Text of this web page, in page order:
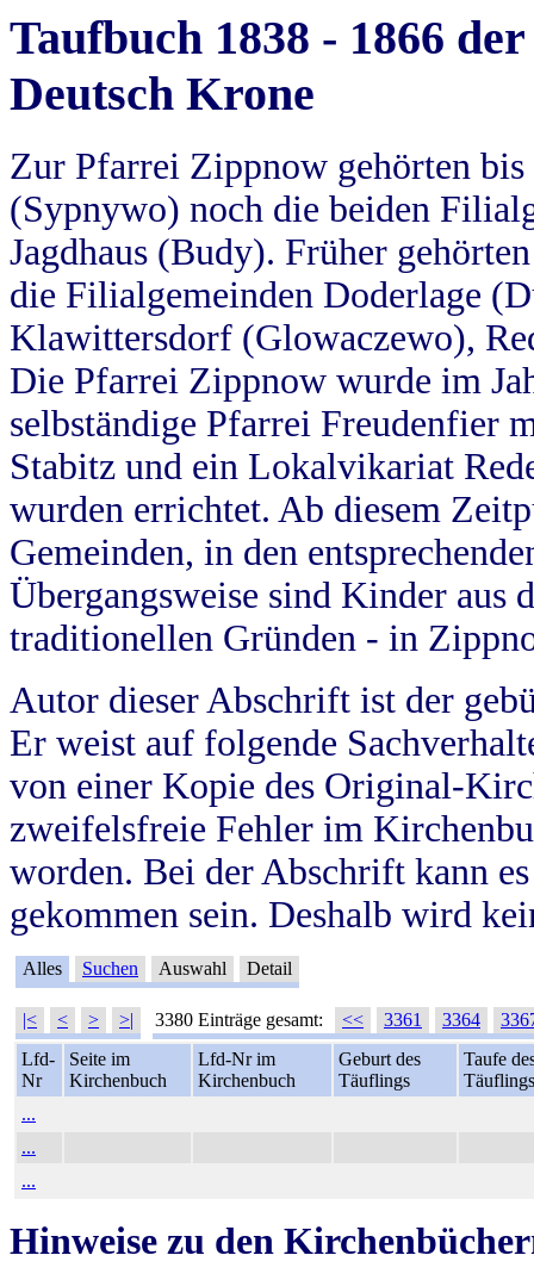
Taufbuch 1838 - 1866
Deutsch Krone
Zur Pfarrei Zippnow gehörten
(Sypnywo) noch die beiden
Jagdhaus (Budy). Früher
die Filialgemeinden Doderlage
Klawittersdorf (Glowaczewo),
Die Pfarrei Zippnow wurde im
selbständige Pfarrei Freudenfier
Stabitz und ein Lokalvikariat
wurden errichtet. Ab diesem
Gemeinden, in den
Übergangsweise sind Kinder aus
traditionellen Gründen - in
Autor dieser Abschrift ist der
Er weist auf folgende
von einer Kopie des Original-
zweifelsfreie Fehler im
worden. Bei der Abschrift kann
gekommen sein. Deshalb wird
Alles Suchen Auswahl Detail
|< < > >| 3380 Einträge gesamt: << 3361 3364
Lfd-
Nr
Seite im
Kirchenbuch
Lfd-Nr im
Kirchenbuch
Geburt des
Täuflings
Taufe
Täuflings
...
...
...
Hinweise zu den